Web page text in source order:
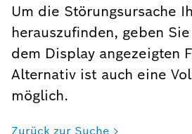
Um die Störungsursache
herauszufinden, geben
dem Display angezeigten
Alternativ ist auch eine
möglich.
Zurück zur Suche